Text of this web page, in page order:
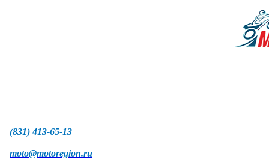
(831) 413-65-13
moto@motoregion.ru